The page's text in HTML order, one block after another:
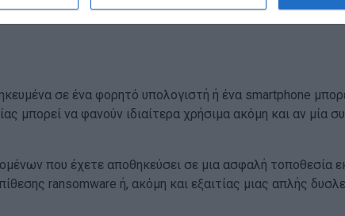
σε ένα φορητό υπολογιστή ή ένα smartphone
μπορεί να φανούν ιδιαίτερα χρήσιμα ακόμη και αν μία
που έχετε αποθηκεύσει σε μια ασφαλή τοποθεσία
ransomware ή, ακόμη και εξαιτίας μιας απλής